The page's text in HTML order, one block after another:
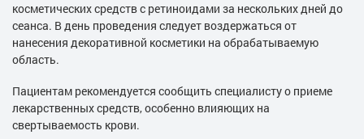
косметических средств с ретиноидами за нескольких дней до
сеанса. В день проведения следует воздержаться от
нанесения декоративной косметики на обрабатываемую
область.
Пациентам рекомендуется сообщить специалисту о приеме
лекарственных средств, особенно влияющих на
свертываемость крови.